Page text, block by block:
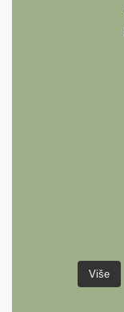
Više